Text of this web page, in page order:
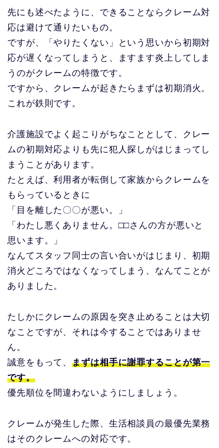
先にも述べたように、できることならクレーム対
応は避けて通りたいもの。
ですが、「やりたくない」という思いから初期対
応が遅くなってしまうと、ますます炎上してしま
うのがクレームの特徴です。
ですから、クレームが起きたらまずは初期消火。
これが鉄則です。
介護施設でよく起こりがちなこととして、クレー
ムの初期対応よりも先に犯人探しがはじまってし
まうことがあります。
たとえば、利用者が転倒して家族からクレームを
もらっているときに
「目を離した〇〇が悪い。」
「わたし悪くありません。□□さんの方が悪いと
思います。」
なんてスタッフ同士の言い合いがはじまり、初期
消火どころではなくなってしまう、なんてことが
ありました。
たしかにクレームの原因を突き止めることは大切
なことですが、それは今することではありませ
ん。
誠意をもって、まずは相手に謝罪することが第一
です。
優先順位を間違わないようにしましょう。
クレームが発生した際、生活相談員の最優先業務
はそのクレームへの対応です。